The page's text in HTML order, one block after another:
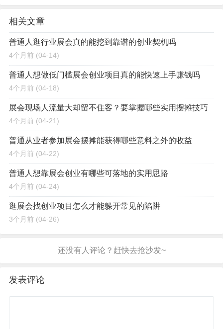
相关文章
普通人逛行业展会真的能挖到靠谱的创业契机吗
4个月前 (04-14)
普通人想做低门槛展会创业项目真的能快速上手赚钱吗
4个月前 (04-18)
展会现场人流量大却留不住客？要掌握哪些实用摆摊技巧
4个月前 (04-21)
普通从业者参加展会摆摊能获得哪些意料之外的收益
4个月前 (04-22)
普通人想靠展会创业有哪些可落地的实用思路
4个月前 (04-24)
逛展会找创业项目怎么才能躲开常见的陷阱
3个月前 (04-26)
发表评论